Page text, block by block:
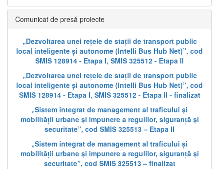
Comunicat de presă proiecte
„Dezvoltarea unei rețele de stații de transport public
local inteligente și autonome (Intelli Bus Hub Net)”, cod
SMIS 128914 - Etapa I, SMIS 325512 - Etapa II
„Dezvoltarea unei rețele de stații de transport public
local inteligente și autonome (Intelli Bus Hub Net)”, cod
SMIS 128914 - Etapa I, SMIS 325512 - Etapa II - finalizat
„Sistem integrat de management al traficului și
mobilității urbane și impunere a regulilor, siguranță și
securitate”, cod SMIS 325513 – Etapa II
„Sistem integrat de management al traficului și
mobilității urbane și impunere a regulilor, siguranță și
securitate”, cod SMIS 325513 – finalizat